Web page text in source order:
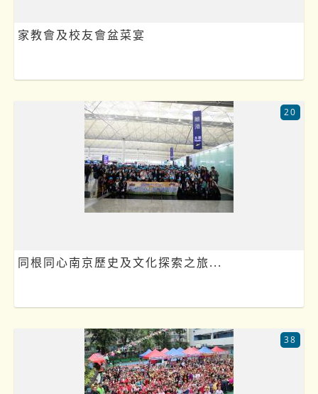
家教會及校友會盆菜宴
同根同心南京歷史及文化探索之旅...
20
38